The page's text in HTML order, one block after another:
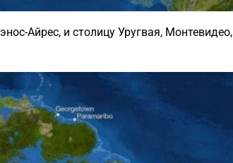
Айрес, и столицу Уругвая, Монтевидео,